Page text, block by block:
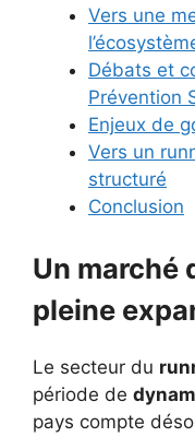
Vers une
Débats et
Prévention
Enjeux de
Vers un
structuré
Conclusion
Un marché
pleine
Le secteur du
période de
pays compte